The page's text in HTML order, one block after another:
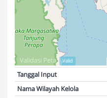
Validasi Peta: Valid
Tanggal Input
Nama Wilayah Kelola